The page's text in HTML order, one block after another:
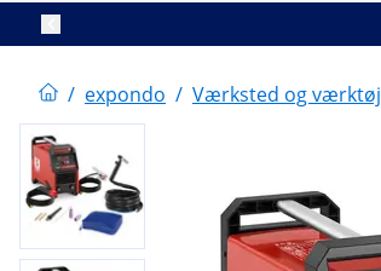
/ expondo / Værksted og værktøj